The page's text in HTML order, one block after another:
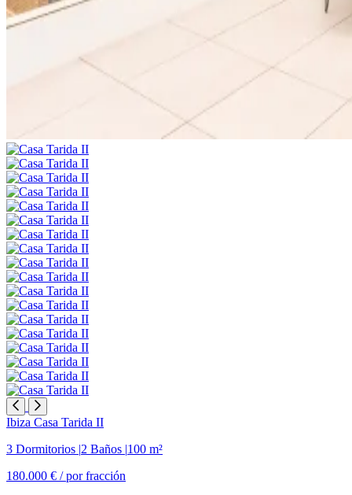
Ibiza Casa Tarida II
3 Dormitorios |2 Baños |100 m²
180.000 € /por fracción